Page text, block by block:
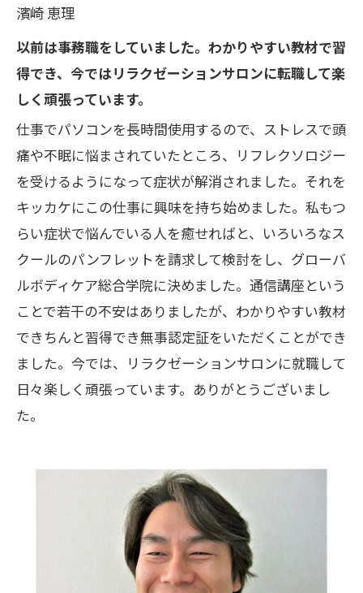
濱崎 恵理
以前は事務職をしていました。わかりやすい教材で習
得でき、今ではリラクゼーションサロンに転職して楽
しく頑張っています。
仕事でパソコンを長時間使用するので、ストレスで頭
痛や不眠に悩まされていたところ、リフレクソロジー
を受けるようになって症状が解消されました。それを
キッカケにこの仕事に興味を持ち始めました。私もつ
らい症状で悩んでいる人を癒せればと、いろいろなス
クールのパンフレットを請求して検討をし、グローバ
ルボディケア総合学院に決めました。通信講座という
ことで若干の不安はありましたが、わかりやすい教材
できちんと習得でき無事認定証をいただくことができ
ました。今では、リラクゼーションサロンに就職して
日々楽しく頑張っています。ありがとうございまし
た。